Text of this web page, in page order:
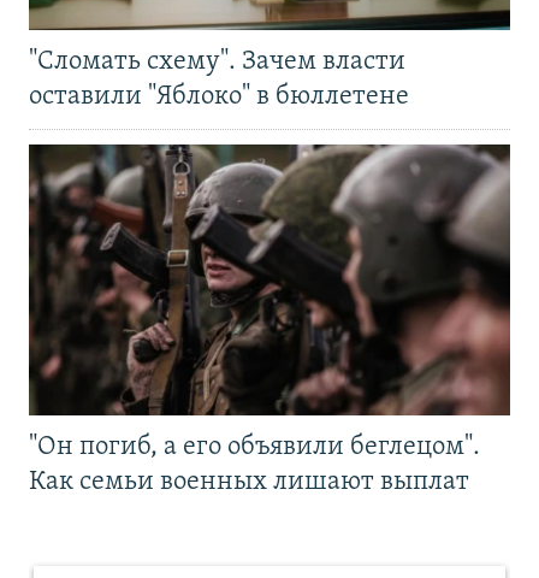
"Сломать схему". Зачем власти
оставили "Яблоко" в бюллетене
"Он погиб, а его объявили беглецом".
Как семьи военных лишают выплат